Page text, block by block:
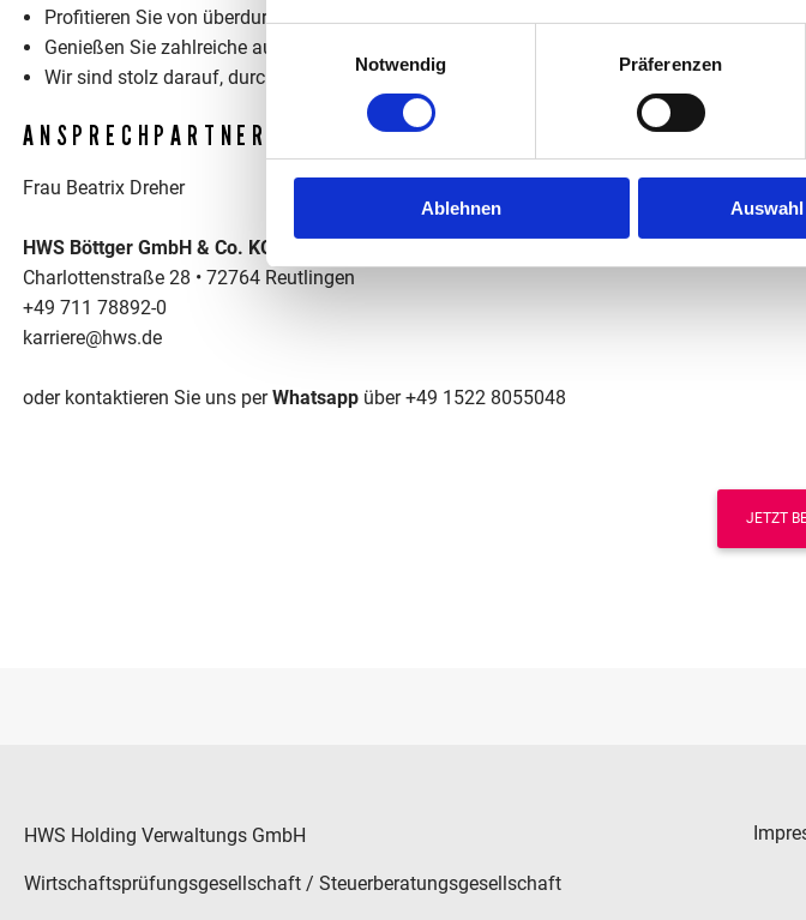
Notwendig
Präferenzen
Ablehnen
Profitieren Sie von überdurchschnittlichen Sozialleistungen, darunter betriebliche
Genießen Sie zahlreiche außerbetriebliche Angebote, wie Firmenveranstaltungen,
Wir sind stolz darauf, durch unsere Leistungen und mehrere Auszeichnungen zu den Top-
ANSPRECHPARTNER
Frau Beatrix Dreher
HWS Böttger GmbH & Co. KG
Charlottenstraße 28 • 72764 Reutlingen
+49 711 78892-0
karriere@hws.de
oder kontaktieren Sie uns perWhatsapp über +49 1522 8055048
JETZT
HWS Holding Verwaltungs GmbH
Wirtschaftsprüfungsgesellschaft / Steuerberatungsgesellschaft